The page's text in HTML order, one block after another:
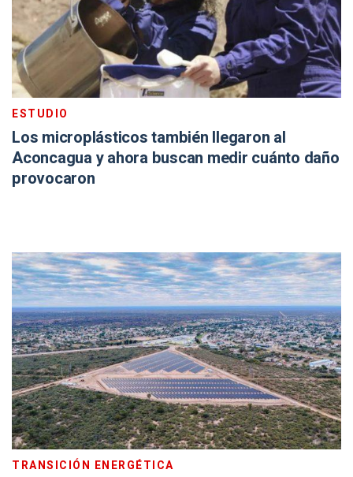
ESTUDIO
Los microplásticos también llegaron al
Aconcagua y ahora buscan medir cuánto daño
provocaron
TRANSICIÓN ENERGÉTICA